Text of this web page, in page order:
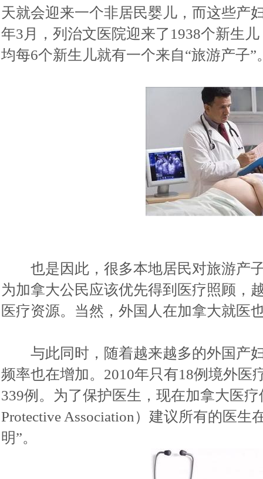
天就会迎来一个非居民婴儿，而这些产
年3月，列治文医院迎来了1938个新生
均每6个新生儿就有一个来自“旅游产子”
也是因此，很多本地居民对旅游产
为加拿大公民应该优先得到医疗照顾，
医疗资源。当然，外国人在加拿大就医
与此同时，随着越来越多的外国产
频率也在增加。2010年只有18例境外医
339例。为了保护医生，现在加拿大医疗
Protective Association）建议所有的医
明”。